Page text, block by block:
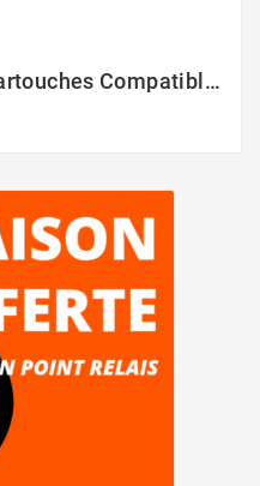
Pack 12 Cartouches Compatible EPSON 603XL